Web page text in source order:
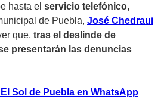
hasta el servicio telefónico,
de Puebla, José Chedraui
que, tras el deslinde de
presentarán las denuncias
Sol de Puebla en WhatsApp